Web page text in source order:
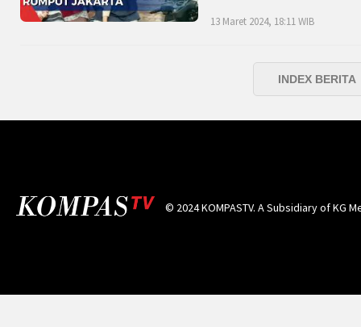
13 Maret 2024, 18:11 WIB
INDEX BERITA
© 2024 KOMPASTV. A Subsidiary ofKG